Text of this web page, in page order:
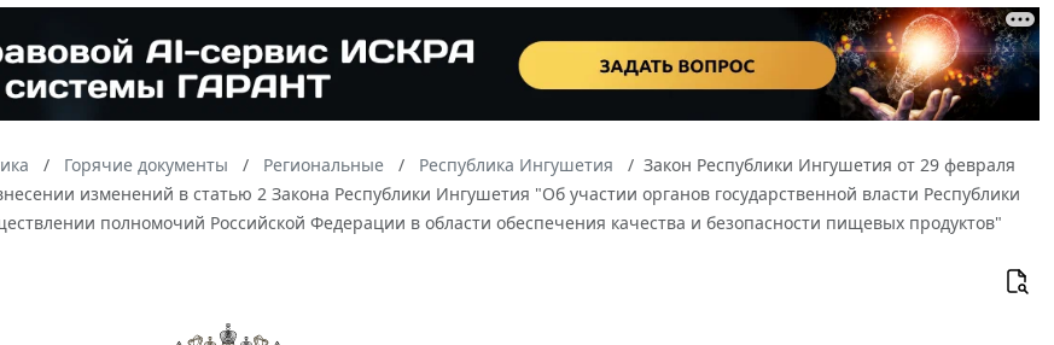
Горячие документы Региональные Республика Ингушетия
Закон Республики Ингушетия от 29 февраля
изменений в статью 2 Закона Республики Ингушетия "Об участии органов государственной власти Республики
полномочий Российской Федерации в области обеспечения качества и безопасности пищевых продуктов"